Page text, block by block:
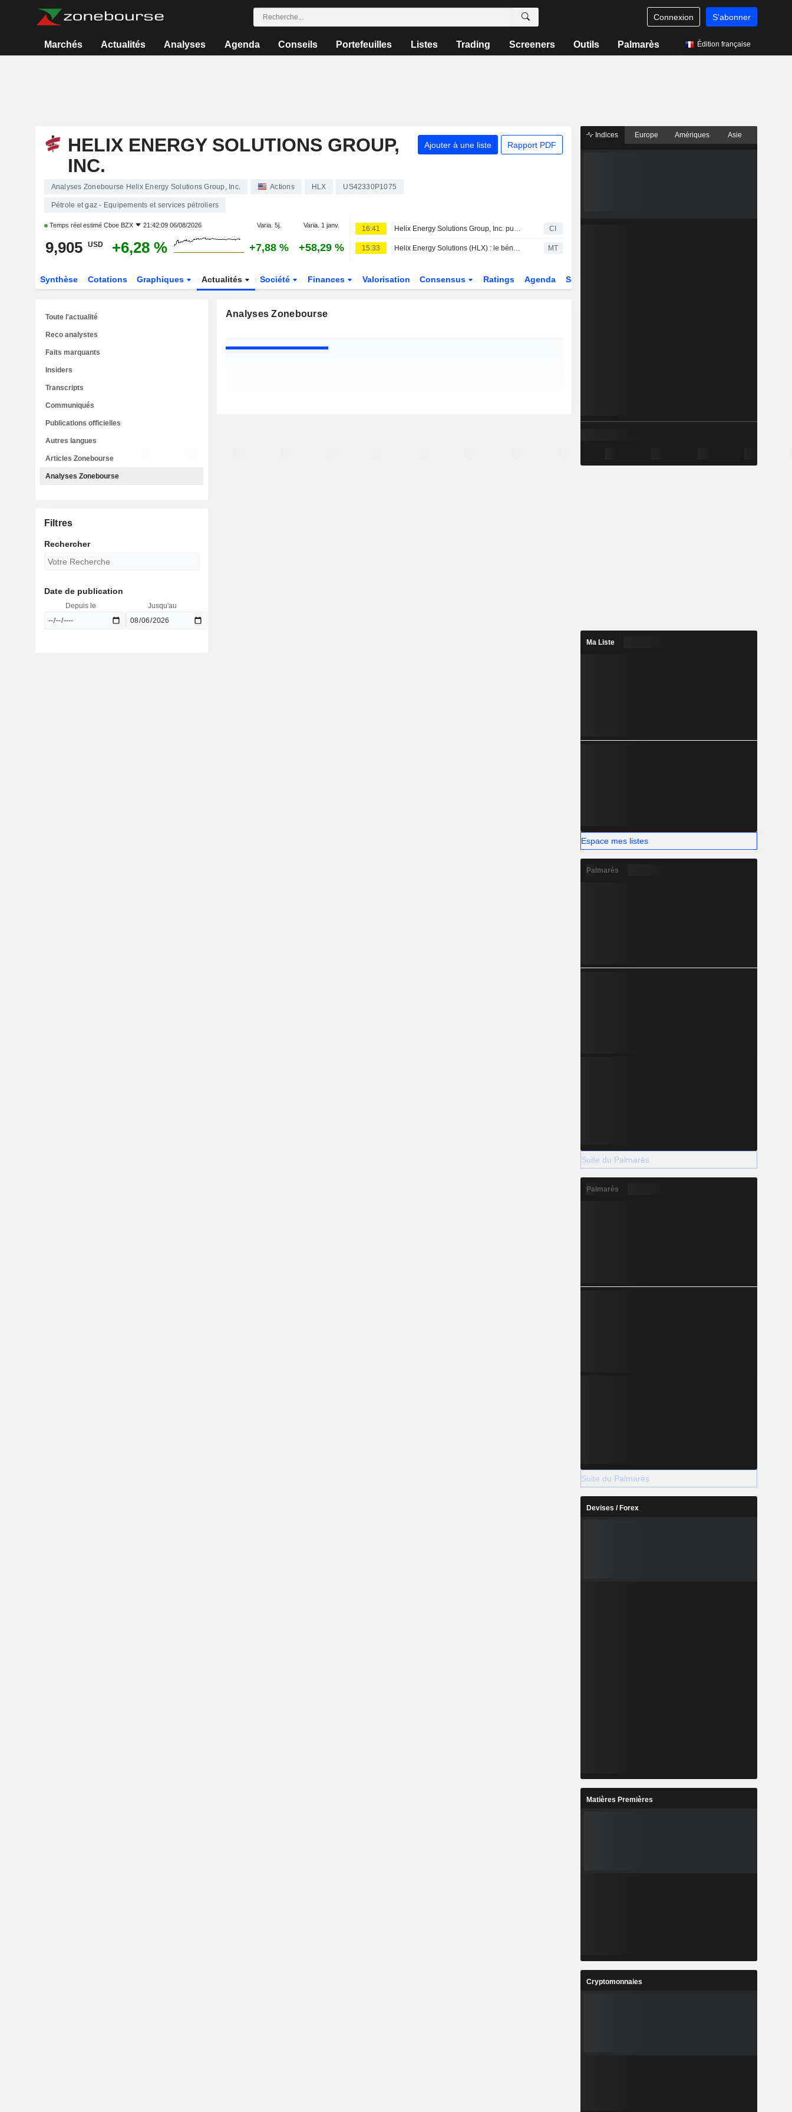
Connexion S'abonner
Marchés Actualités Analyses Agenda Conseils Portefeuilles Listes Trading Screeners Outils Palmarès Édition française
HELIX ENERGY SOLUTIONS GROUP,
INC.
Ajouter à une liste Rapport PDF
Analyses Zonebourse Helix Energy Solutions Group, Inc. Actions HLX US42330P1075
Pétrole et gaz - Equipements et services pétroliers
Temps réel estimé Cboe BZX 21:42:09 06/08/2026 Varia. 5j. Varia. 1 janv.
9,905 USD +6,28 % +7,88 % +58,29 %
16:41 Helix Energy Solutions Group, Inc. publie ses résultats pour le deuxième trimestre et le premier semestre clos le 30 juin 2026 CI
15:33 Helix Energy Solutions (HLX) : le bénéfice par action au deuxième trimestre s'établit à 0,15 $, contre une estimation de 0,07 $ selon FactSet MT
Synthèse Cotations Graphiques Actualités Société Finances Valorisation Consensus Ratings Agenda Secteur
Analyses Zonebourse
Toute l'actualité
Reco analystes
Faits marquants
Insiders
Transcripts
Communiqués
Publications officielles
Autres langues
Articles Zonebourse
Analyses Zonebourse
Filtres
Rechercher
Date de publication
Depuis le Jusqu'au
Indices Europe Amériques Asie
Ma Liste
Espace mes listes
Palmarès
Suite du Palmarès
Palmarès
Suite du Palmarès
Devises / Forex
Matières Premières
Cryptomonnaies